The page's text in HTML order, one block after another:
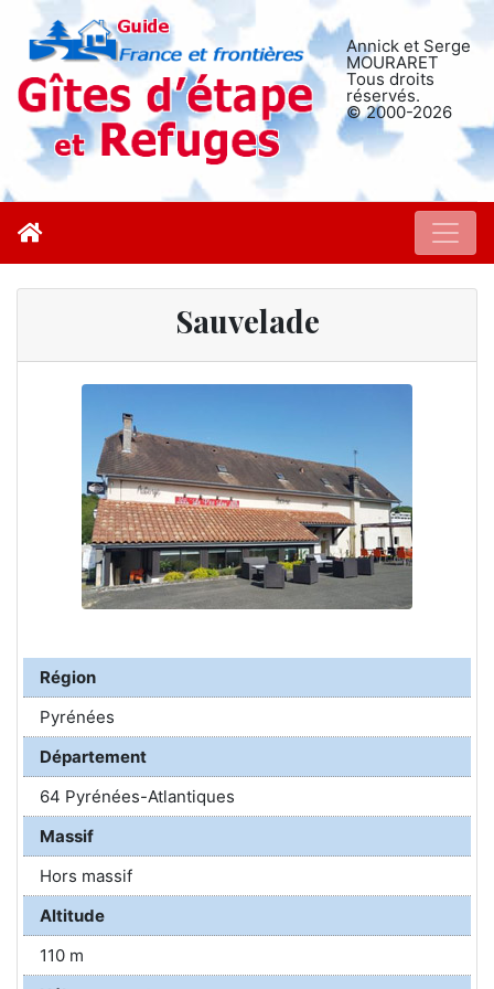
Annick et Serge
MOURARET
Tous droits
réservés.
© 2000-2026
Sauvelade
Région
Pyrénées
Département
64 Pyrénées-Atlantiques
Massif
Hors massif
Altitude
110 m